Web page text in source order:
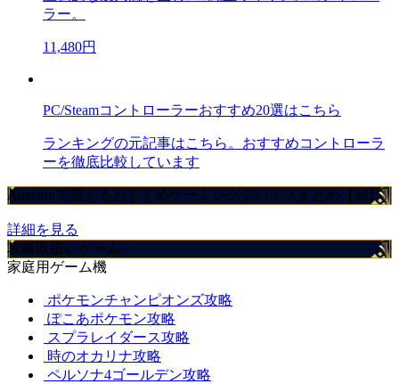
ラー。
11,480円
PC/Steamコントローラーおすすめ20選はこちら
ランキングの元記事はこちら。おすすめコントローラ
ーを徹底比較しています
Amazonで買えるおすすめゲーミングデバイスまとめ【ad】
詳細を見る
攻略取扱いゲーム
家庭用ゲーム機
ポケモンチャンピオンズ攻略
ぽこあポケモン攻略
スプラレイダース攻略
時のオカリナ攻略
ペルソナ4ゴールデン攻略